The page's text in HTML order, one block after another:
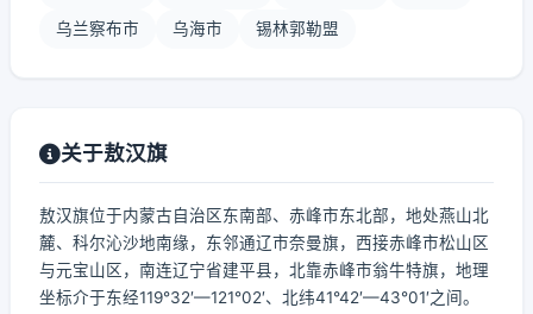
乌兰察布市 乌海市 锡林郭勒盟
关于敖汉旗
敖汉旗位于内蒙古自治区东南部、赤峰市东北部，地处燕山北
麓、科尔沁沙地南缘，东邻通辽市奈曼旗，西接赤峰市松山区
与元宝山区，南连辽宁省建平县，北靠赤峰市翁牛特旗，地理
坐标介于东经119°32′—121°02′、北纬41°42′—43°01′之间。